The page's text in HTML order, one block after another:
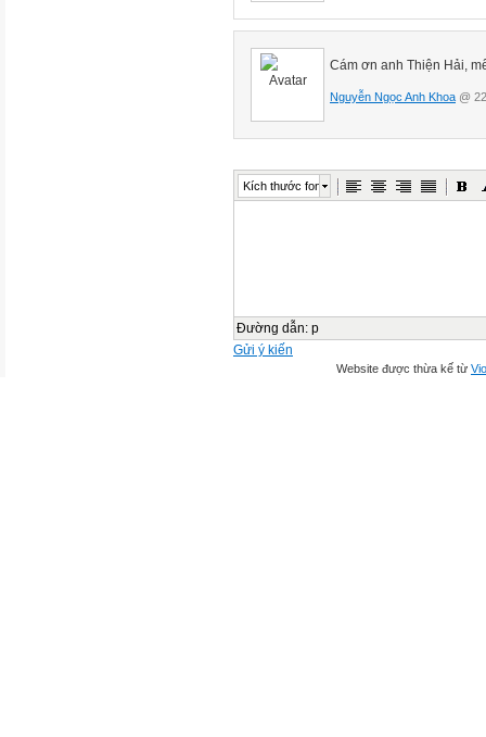
Cám ơn anh Thiện Hải,
Nguyễn Ngọc Anh Khoa @
Kích thước font
Đường dẫn: p
Gửi ý kiến
Website được thừa kế từ